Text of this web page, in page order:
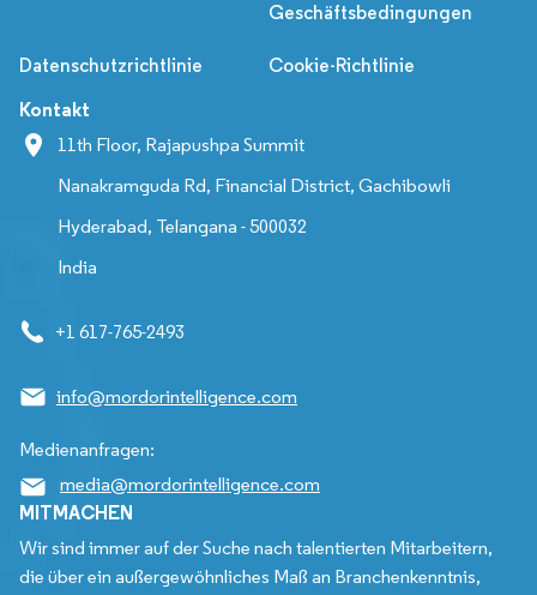
Geschäftsbedingungen
Datenschutzrichtlinie Cookie-Richtlinie
Kontakt
11th Floor, Rajapushpa Summit
Nanakramguda Rd, Financial District, Gachibowli
Hyderabad, Telangana - 500032
India
+1 617-765-2493
info@mordorintelligence.com
Medienanfragen:
media@mordorintelligence.com
MITMACHEN
Wir sind immer auf der Suche nach talentierten Mitarbeitern,
die über ein außergewöhnliches Maß an Branchenkenntnis,